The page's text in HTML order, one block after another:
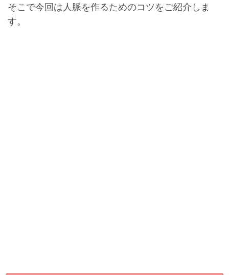
そこで今回は人脈を作るためのコツをご紹介しま
す。